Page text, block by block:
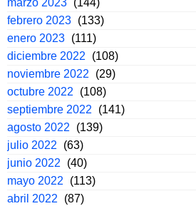
marzo 2023 (144)
febrero 2023 (133)
enero 2023 (111)
diciembre 2022
(108)
noviembre 2022
(29)
octubre 2022
(108)
septiembre 2022
(141)
agosto 2022
(139)
julio 2022
(63)
junio 2022
(40)
mayo 2022
(113)
abril 2022
(87)